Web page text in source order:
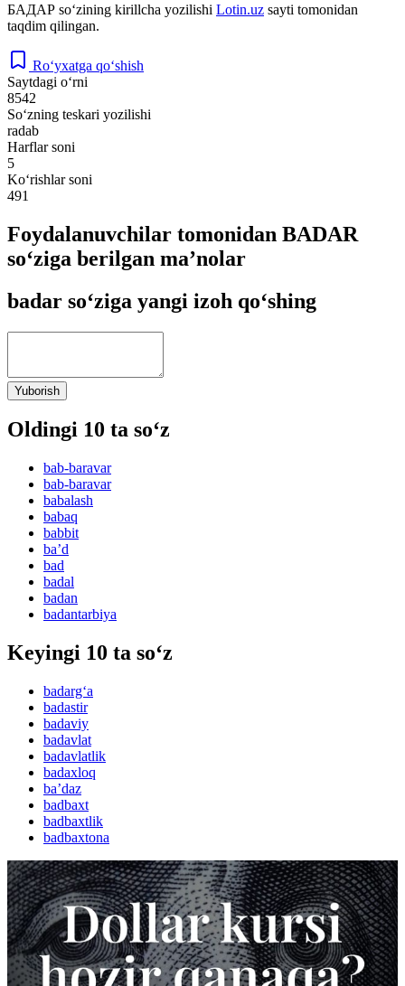
БАДАР so‘zining kirillcha yozilishi Lotin.uz sayti tomonidan
taqdim qilingan.
Ro‘yxatga qo‘shish
Saytdagi o‘rni
8542
So‘zning teskari yozilishi
radab
Harflar soni
5
Ko‘rishlar soni
491
Foydalanuvchilar tomonidan BADAR
so‘ziga berilgan ma’nolar
badar so‘ziga yangi izoh qo‘shing
Yuborish
Oldingi 10 ta so‘z
bab-baravar
bab-baravar
babalash
babaq
babbit
baʼd
bad
badal
badan
badantarbiya
Keyingi 10 ta so‘z
badarg‘a
badastir
badaviy
badavlat
badavlatlik
badaxloq
baʼdaz
badbaxt
badbaxtlik
badbaxtona